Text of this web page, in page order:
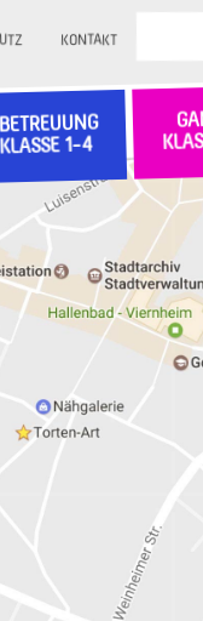
KONTAKT
BETREUUNG
KLASSE 1-4